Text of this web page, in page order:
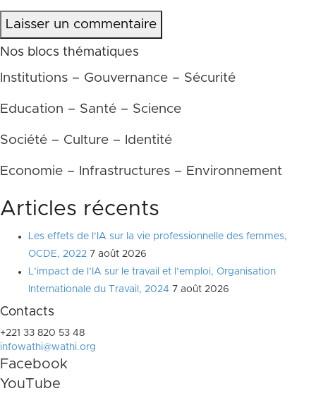
Laisser un commentaire
Nos blocs thématiques
Institutions – Gouvernance – Sécurité
Education – Santé – Science
Société – Culture – Identité
Economie – Infrastructures – Environnement
Articles récents
Les effets de l’IA sur la vie professionnelle des femmes,
OCDE, 2022 7 août 2026
L’impact de l’IA sur le travail et l’emploi, Organisation
Internationale du Travail, 2024 7 août 2026
Contacts
+221 33 820 53 48
infowathi@wathi.org
Facebook
YouTube